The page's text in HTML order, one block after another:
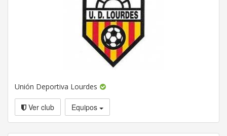
Unión Deportiva Lourdes
Ver club Equipos